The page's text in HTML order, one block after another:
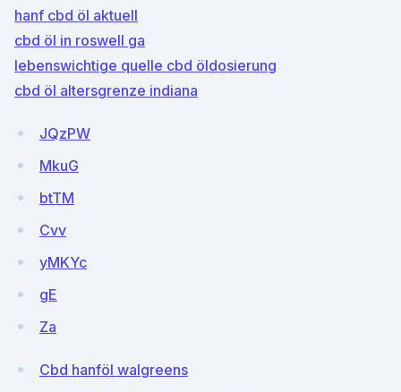
hanf cbd öl aktuell
cbd öl in roswell ga
lebenswichtige quelle cbd öldosierung
cbd öl altersgrenze indiana
JQzPW
MkuG
btTM
Cvv
yMKYc
gE
Za
Cbd hanföl walgreens